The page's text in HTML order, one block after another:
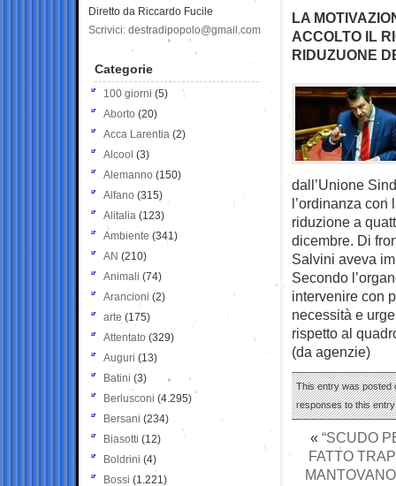
LA
ACCOLTO IL
RIDUZUONE
dall’Unione
l’ordinanza
riduzione a
dicembre. Di
Salvini aveva
Secondo
intervenire con
necessità e
rispetto al
(da agenzie)
This entry was posted
responses to this
« “SCUDO
FATTO
Diretto da Riccardo Fucile
Scrivici: destradipopolo@gmail.com
Categorie
100 giorni (5)
Aborto (20)
Acca Larentia (2)
Alcool (3)
Alemanno (150)
Alfano (315)
Alitalia (123)
Ambiente (341)
AN (210)
Animali (74)
Arancioni (2)
arte (175)
Attentato (329)
Auguri (13)
Batini (3)
Berlusconi (4.295)
Bersani (234)
Biasotti (12)
Boldrini (4)
Bossi (1.221)